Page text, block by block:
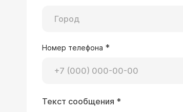
сдавали
28.11.2024 Наталья, 37 лет,
Номер телефона *
Текст сообщения *